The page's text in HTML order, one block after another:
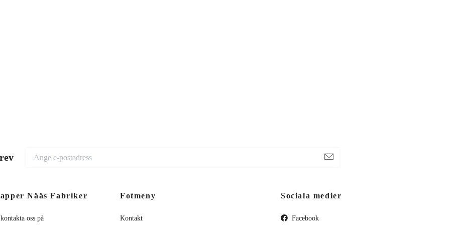
Nääs Fabriker
oss på
Fotmeny
Kontakt
Sociala medier
Facebook